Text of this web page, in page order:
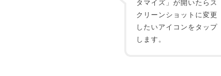
タマイズ」が開いたらス
クリーンショットに変更
したいアイコンをタップ
します。